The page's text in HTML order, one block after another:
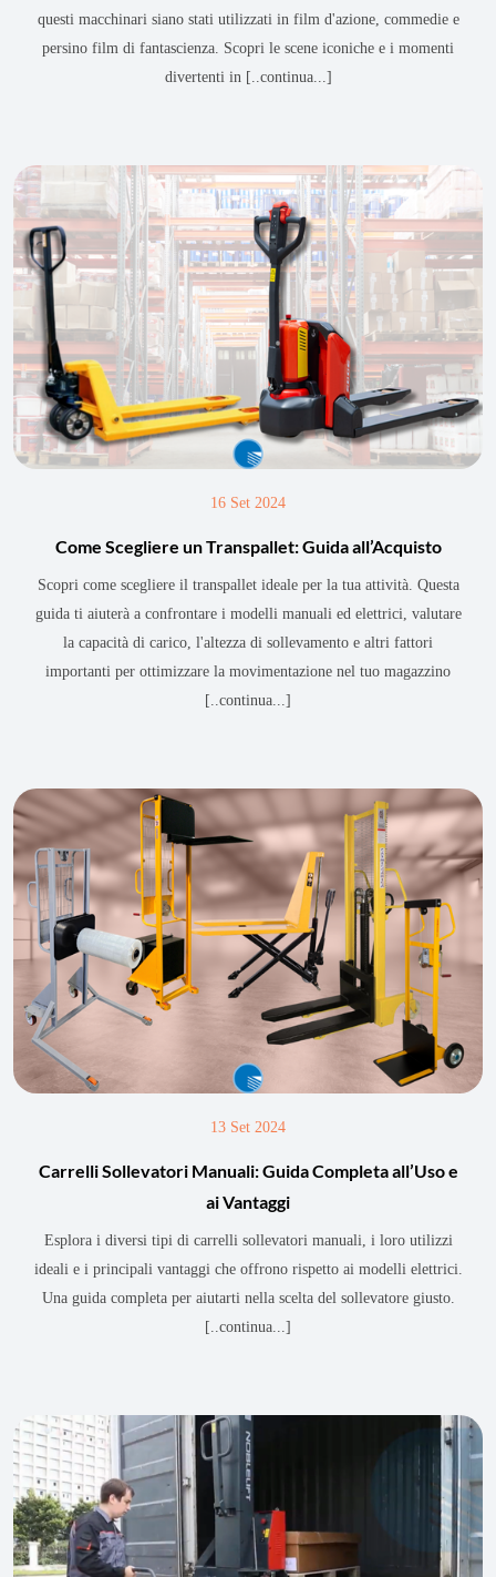
questi macchinari siano stati utilizzati in film d'azione, commedie e
persino film di fantascienza. Scopri le scene iconiche e i momenti
divertenti in [..continua...]
16 Set 2024
Come Scegliere un Transpallet: Guida all’Acquisto
Scopri come scegliere il transpallet ideale per la tua attività. Questa
guida ti aiuterà a confrontare i modelli manuali ed elettrici, valutare
la capacità di carico, l'altezza di sollevamento e altri fattori
importanti per ottimizzare la movimentazione nel tuo magazzino
[..continua...]
13 Set 2024
Carrelli Sollevatori Manuali: Guida Completa all’Uso e
ai Vantaggi
Esplora i diversi tipi di carrelli sollevatori manuali, i loro utilizzi
ideali e i principali vantaggi che offrono rispetto ai modelli elettrici.
Una guida completa per aiutarti nella scelta del sollevatore giusto.
[..continua...]